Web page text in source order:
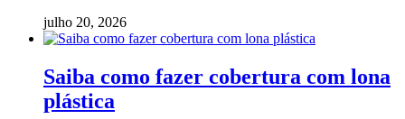
julho 20, 2026
Saiba como fazer cobertura com lona
plástica